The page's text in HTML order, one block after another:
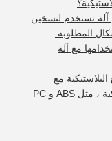
آلة تستخدم لتسخين
المطلوبة.
مع آلة
مع
مجموعة متنوعة من المواد البلاستيكية ، مثل ABS و PC